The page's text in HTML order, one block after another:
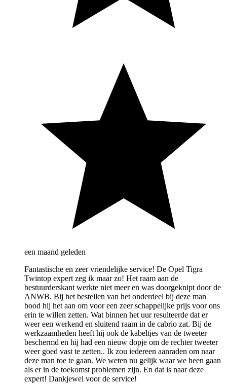
een maand geleden
Fantastische en zeer vriendelijke service! De Opel Tigra
Twintop expert zeg ik maar zo! Het raam aan de
bestuurderskant werkte niet meer en was doorgeknipt door de
ANWB. Bij het bestellen van het onderdeel bij deze man
bood hij het aan om voor een zeer schappelijke prijs voor ons
erin te willen zetten. Wat binnen het uur resulteerde dat er
weer een werkend en sluitend raam in de cabrio zat. Bij de
werkzaamheden heeft hij ook de kabeltjes van de tweeter
beschermd en hij had een nieuw dopje om de rechter tweeter
weer goed vast te zetten.. Ik zou iedereen aanraden om naar
deze man toe te gaan. We weten nu gelijk waar we heen gaan
als er in de toekomst problemen zijn. En dat is naar deze
expert! Dankjewel voor de service!